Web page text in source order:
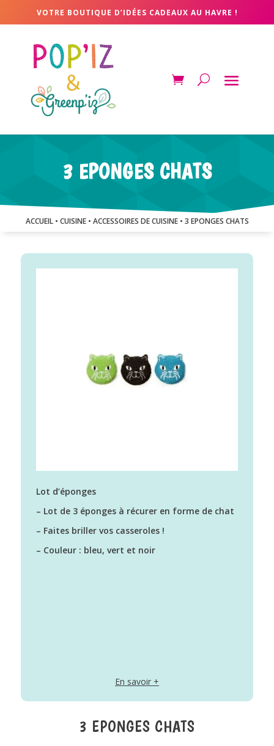
VOTRE BOUTIQUE D’IDÉES CADEAUX AU HAVRE !
3 EPONGES CHATS
ACCUEIL• CUISINE• ACCESSOIRES DE CUISINE• 3 EPONGES CHATS
Lot d’éponges
– Lot de 3 éponges à récurer en forme de chat
– Faites briller vos casseroles !
– Couleur : bleu, vert et noir
En savoir +
3 EPONGES CHATS